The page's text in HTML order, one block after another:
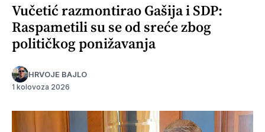
Vučetić razmontirao Gašija i SDP:
Raspametili su se od sreće zbog
političkog ponižavanja
HRVOJE BAJLO
1 kolovoza 2026